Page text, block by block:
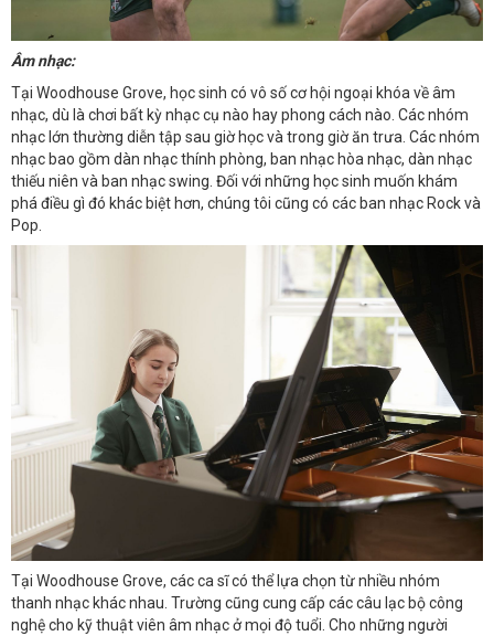
Âm nhạc:
Tại Woodhouse Grove, học sinh có vô số cơ hội ngoại khóa về âm
nhạc, dù là chơi bất kỳ nhạc cụ nào hay phong cách nào. Các nhóm
nhạc lớn thường diễn tập sau giờ học và trong giờ ăn trưa. Các nhóm
nhạc bao gồm dàn nhạc thính phòng, ban nhạc hòa nhạc, dàn nhạc
thiếu niên và ban nhạc swing. Đối với những học sinh muốn khám
phá điều gì đó khác biệt hơn, chúng tôi cũng có các ban nhạc Rock và
Pop.
Tại Woodhouse Grove, các ca sĩ có thể lựa chọn từ nhiều nhóm
thanh nhạc khác nhau. Trường cũng cung cấp các câu lạc bộ công
nghệ cho kỹ thuật viên âm nhạc ở mọi độ tuổi. Cho những người